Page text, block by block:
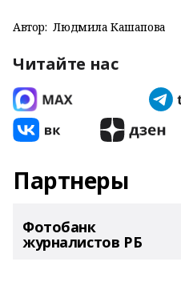
Автор: Людмила Кашапова
Читайте нас
Партнеры
Фотобанк
журналистов РБ